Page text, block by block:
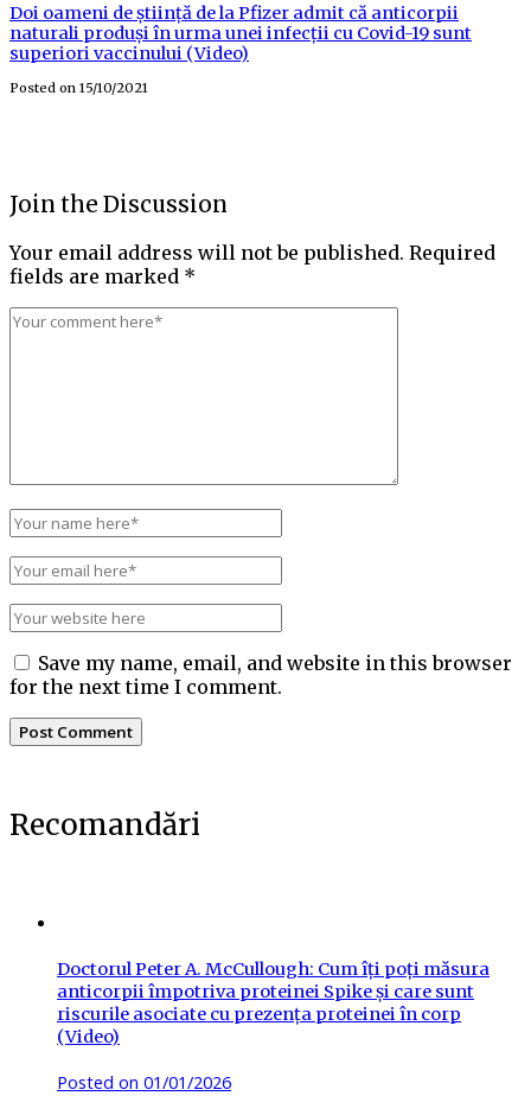
Doi oameni de știință de la Pfizer admit că anticorpii
naturali produși în urma unei infecții cu Covid-19 sunt
superiori vaccinului (Video)
Posted on 15/10/2021
Join the Discussion
Your email address will not be published. Required
fields are marked *
Save my name, email, and website in this browser
for the next time I comment.
Recomandări
Doctorul Peter A. McCullough: Cum îți poți măsura
anticorpii împotriva proteinei Spike și care sunt
riscurile asociate cu prezența proteinei în corp
(Video)
Posted on 01/01/2026